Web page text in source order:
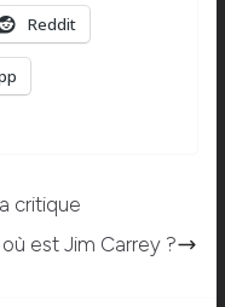
Reddit
critique
est Jim Carrey ?